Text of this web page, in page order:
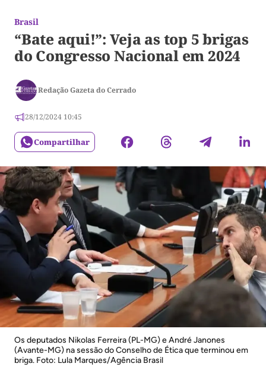
Brasil
“Bate aqui!”: Veja as top 5 brigas
do Congresso Nacional em 2024
Redação Gazeta do Cerrado
28/12/2024 10:45
Compartilhar
Os deputados Nikolas Ferreira (PL-MG) e André Janones
(Avante-MG) na sessão do Conselho de Ética que terminou em
briga. Foto: Lula Marques/Agência Brasil